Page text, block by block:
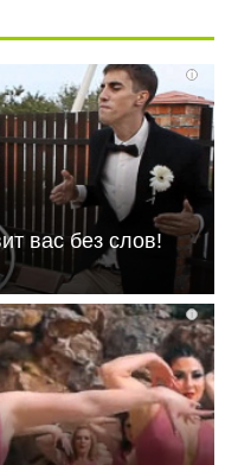
i
вас без слов!
i